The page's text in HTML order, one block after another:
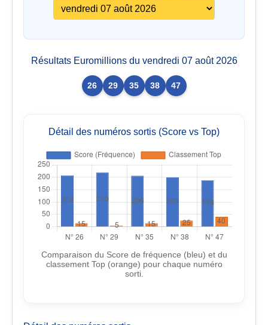
Résultats Euromillions du vendredi 07 août 2026
26 29 35 38 47
Détail des numéros sortis (Score vs Top)
Comparaison du Score de fréquence (bleu) et du
classement Top (orange) pour chaque numéro
sorti.